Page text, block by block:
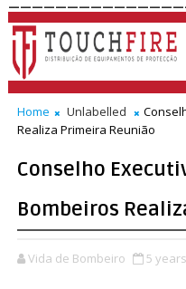
Home Unlabelled
Realiza Primeira Reunião
Conselho
Bombeiros
Vida de Bombeiro 5